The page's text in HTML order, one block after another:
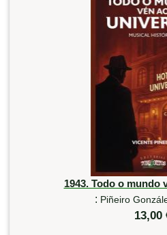
1943. Todo o mundo
: Piñeiro
13,00